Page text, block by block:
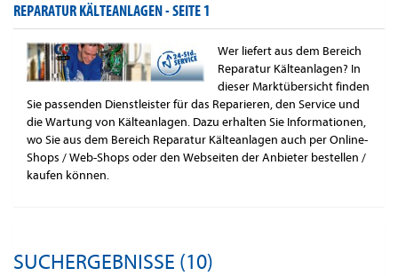
REPARATUR KÄLTEANLAGEN -SEITE 1
Wer liefert aus dem Bereich
Reparatur Kälteanlagen? In
dieser Marktübersicht finden
Sie passenden Dienstleister für das Reparieren, den Service und
die Wartung von Kälteanlagen. Dazu erhalten Sie Informationen,
wo Sie aus dem Bereich Reparatur Kälteanlagen auch per Online-
Shops / Web-Shops oder den Webseiten der Anbieter bestellen /
kaufen können.
SUCHERGEBNISSE (10)